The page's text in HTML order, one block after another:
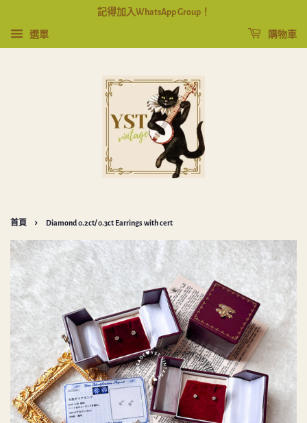
記得加入WhatsApp Group！
選單 購物車
首頁 › Diamond 0.2ct/ 0.3ct Earrings with cert